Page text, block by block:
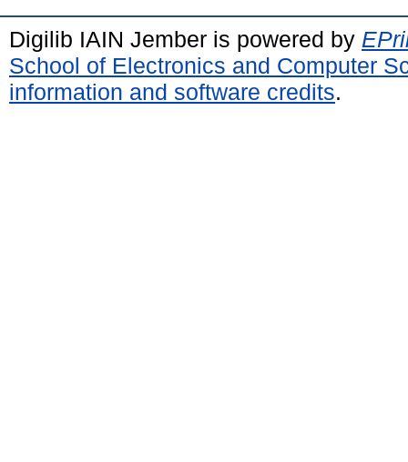
Digilib IAIN Jember is powered by
School of Electronics and Computer
information and software credits.